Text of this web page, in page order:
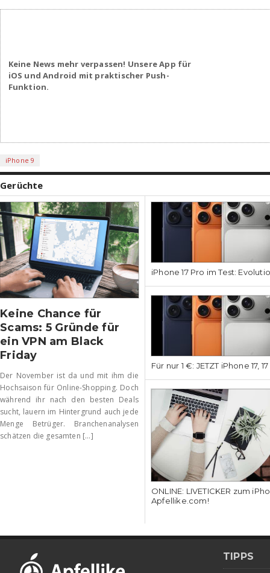
Keine News mehr verpassen! Unsere App für
iOS und Android mit praktischer Push-
Funktion.
iPhone 9
Gerüchte
Keine Chance für
Scams: 5 Gründe für
ein VPN am Black
Friday
Der November ist da und mit ihm die
Hochsaison für Online-Shopping. Doch
während ihr nach den besten Deals
sucht, lauern im Hintergrund auch jede
Menge Betrüger. Branchenanalysen
schätzen die gesamten [...]
iPhone 17 Pro im Test:
Für nur 1 €: JETZT iPhone 17,
ONLINE: LIVETICKER zum
Apfellike.com!
TIPPS